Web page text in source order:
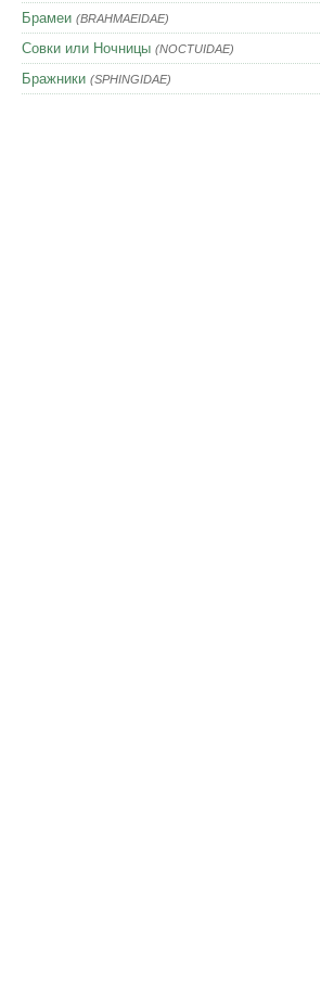
Брамеи (BRAHMAEIDAE)
Совки или Ночницы (NOCTUIDAE)
Бражники (SPHINGIDAE)